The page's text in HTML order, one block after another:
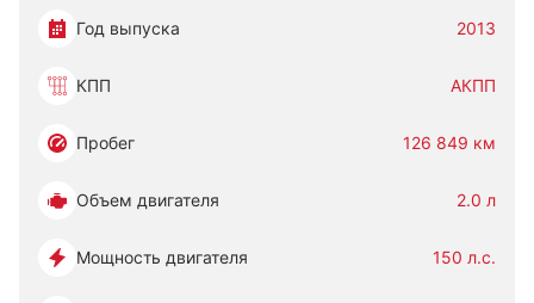
Год выпуска 2013
КПП АКПП
Пробег 126 849 км
Объем двигателя 2.0 л
Мощность двигателя 150 л.с.